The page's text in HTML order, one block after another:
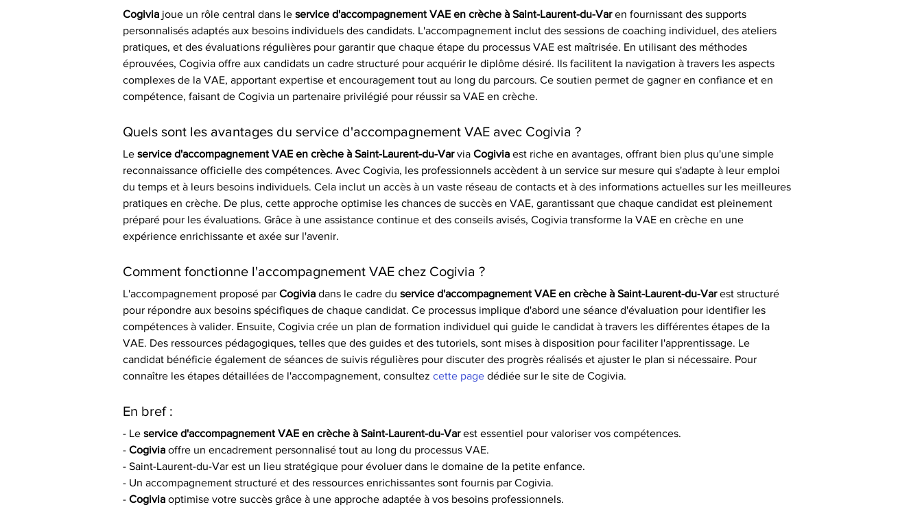
Cogivia joue un rôle central dans le service d'accompagnement VAE en crèche à Saint-Laurent-du-Var en fournissant des supports
personnalisés adaptés aux besoins individuels des candidats. L'accompagnement inclut des sessions de coaching individuel, des ateliers
pratiques, et des évaluations régulières pour garantir que chaque étape du processus VAE est maîtrisée. En utilisant des méthodes
éprouvées, Cogivia offre aux candidats un cadre structuré pour acquérir le diplôme désiré. Ils facilitent la navigation à travers les aspects
complexes de la VAE, apportant expertise et encouragement tout au long du parcours. Ce soutien permet de gagner en confiance et en
compétence, faisant de Cogivia un partenaire privilégié pour réussir sa VAE en crèche.
Quels sont les avantages du service d'accompagnement VAE avec Cogivia ?
Le service d'accompagnement VAE en crèche à Saint-Laurent-du-Var via Cogivia est riche en avantages, offrant bien plus qu'une simple
reconnaissance officielle des compétences. Avec Cogivia, les professionnels accèdent à un service sur mesure qui s'adapte à leur emploi
du temps et à leurs besoins individuels. Cela inclut un accès à un vaste réseau de contacts et à des informations actuelles sur les meilleures
pratiques en crèche. De plus, cette approche optimise les chances de succès en VAE, garantissant que chaque candidat est pleinement
préparé pour les évaluations. Grâce à une assistance continue et des conseils avisés, Cogivia transforme la VAE en crèche en une
expérience enrichissante et axée sur l'avenir.
Comment fonctionne l'accompagnement VAE chez Cogivia ?
L'accompagnement proposé par Cogivia dans le cadre du service d'accompagnement VAE en crèche à Saint-Laurent-du-Var est structuré
pour répondre aux besoins spécifiques de chaque candidat. Ce processus implique d'abord une séance d'évaluation pour identifier les
compétences à valider. Ensuite, Cogivia crée un plan de formation individuel qui guide le candidat à travers les différentes étapes de la
VAE. Des ressources pédagogiques, telles que des guides et des tutoriels, sont mises à disposition pour faciliter l'apprentissage. Le
candidat bénéficie également de séances de suivis régulières pour discuter des progrès réalisés et ajuster le plan si nécessaire. Pour
connaître les étapes détaillées de l'accompagnement, consultez cette page dédiée sur le site de Cogivia.
En bref :
- Le service d'accompagnement VAE en crèche à Saint-Laurent-du-Var est essentiel pour valoriser vos compétences.
- Cogivia offre un encadrement personnalisé tout au long du processus VAE.
- Saint-Laurent-du-Var est un lieu stratégique pour évoluer dans le domaine de la petite enfance.
- Un accompagnement structuré et des ressources enrichissantes sont fournis par Cogivia.
- Cogivia optimise votre succès grâce à une approche adaptée à vos besoins professionnels.